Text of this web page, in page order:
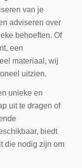
van je
adviseren over
behoeften. Of
een
materiaal, wij
uitzien.
unieke en
uit te dragen of
biedt
die nodig zijn om